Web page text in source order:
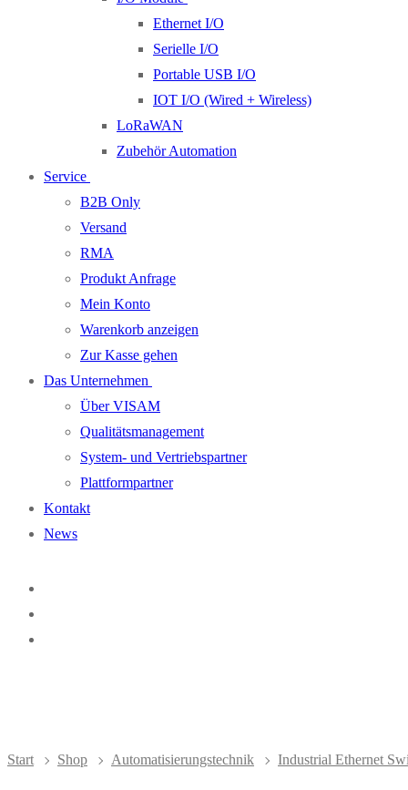
Ethernet I/O
Serielle I/O
Portable USB I/O
IOT I/O (Wired + Wireless)
LoRaWAN
Zubehör Automation
Service
B2B Only
Versand
RMA
Produkt Anfrage
Mein Konto
Warenkorb anzeigen
Zur Kasse gehen
Das Unternehmen
Über VISAM
Qualitätsmanagement
System- und Vertriebspartner
Plattformpartner
Kontakt
News
Start Shop Automatisierungstechnik Industrial Ethernet